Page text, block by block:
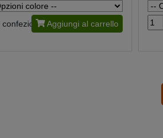
confezione Aggiungi al carrello